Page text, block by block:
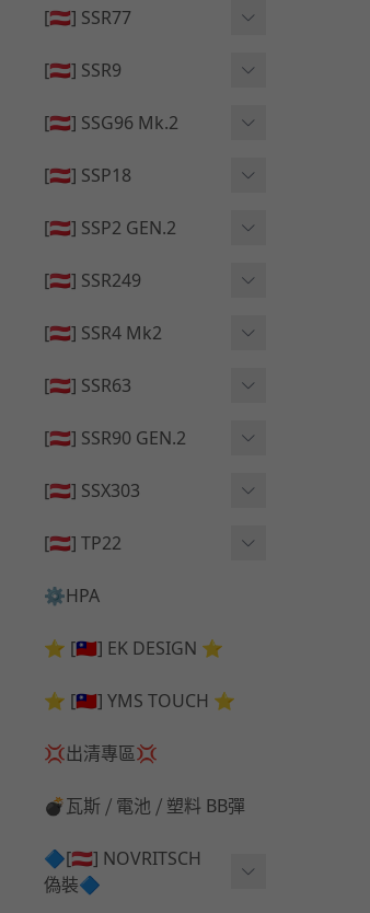
🟦 主體 ⧸ 彈匣
[🇦🇹] SSR77
🟦 主體 ⧸ 彈匣
[🇦🇹] SSR9
👁️‍🗨️ 外觀 ⧸ 色彩
[🇦🇹] SSG96 Mk.2
🆙 升級 ⧸ 部件
[🇦🇹] SSP18
👁️‍🗨️ 外觀 ⧸ 色彩
[🇦🇹] SSP2 GEN.2
🔄 原廠 ⧸ 零件
[🇦🇹] SSR249
🟦 主體 ⧸ 彈匣
[🇦🇹] SSR4 Mk2
🟦 主體 ⧸ 彈匣
[🇦🇹] SSR63
🆙 升級 ⧸ 部件
[🇦🇹] SSR90 GEN.2
🆙 升級 ⧸ 部件
[🇦🇹] SSX303
🔄 原廠 ⧸ 零件
🆙 升級 ⧸ 部件
[🇦🇹] TP22
🔄 原廠 ⧸ 零件
🆙 升級 ⧸ 部件
⚙️HPA
⭐ [🇹🇼] EK DESIGN ⭐
⭐ [🇹🇼] YMS TOUCH ⭐
💢出清專區💢
💣瓦斯 ⧸ 電池 ⧸ 塑料 BB彈
🔷[🇦🇹] NOVRITSCH
偽裝🔷